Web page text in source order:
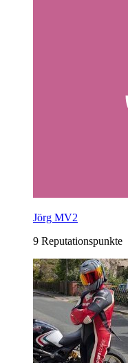
Jörg MV2
9 Reputationspunkte